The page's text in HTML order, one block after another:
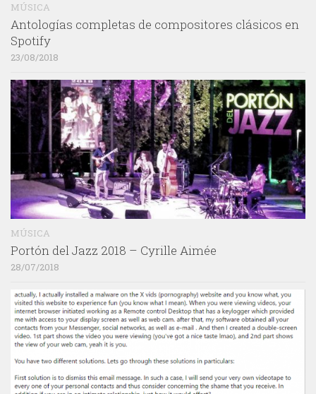
MÚSICA
Antologías completas de compositores clásicos en
Spotify
23/08/2018
MÚSICA
Portón del Jazz 2018 – Cyrille Aimée
28/07/2018